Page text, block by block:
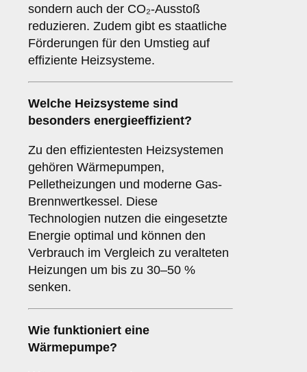
sondern auch der CO₂-Ausstoß
reduzieren. Zudem gibt es staatliche
Förderungen für den Umstieg auf
effiziente Heizsysteme.
Welche Heizsysteme sind
besonders energieeffizient?
Zu den effizientesten Heizsystemen
gehören Wärmepumpen,
Pelletheizungen und moderne Gas-
Brennwertkessel. Diese
Technologien nutzen die eingesetzte
Energie optimal und können den
Verbrauch im Vergleich zu veralteten
Heizungen um bis zu 30–50 %
senken.
Wie funktioniert eine
Wärmepumpe?